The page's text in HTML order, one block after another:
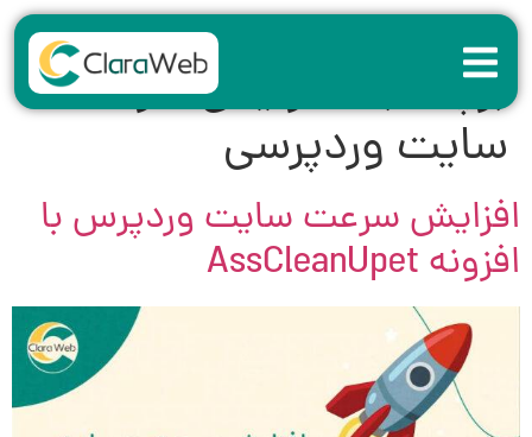
برچسب:افزایش سرعت
سایت وردپرسی
افزایش سرعت سایت وردپرس با
افزونه AssCleanUpet